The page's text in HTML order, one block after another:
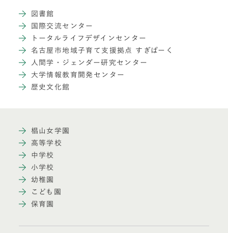
図書館
国際交流センター
トータルライフデザインセンター
名古屋市地域子育て支援拠点 すぎぱーく
人間学・ジェンダー研究センター
大学情報教育開発センター
歴史文化館
椙山女学園
高等学校
中学校
小学校
幼稚園
こども園
保育園